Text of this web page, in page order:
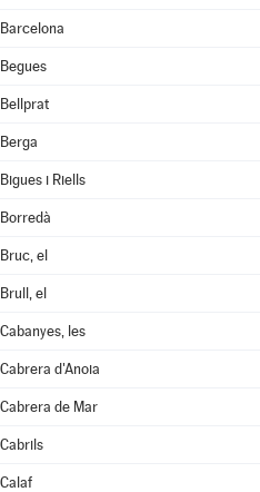
Barcelona
Begues
Bellprat
Berga
Bigues i Riells
Borredà
Bruc, el
Brull, el
Cabanyes, les
Cabrera d'Anoia
Cabrera de Mar
Cabrils
Calaf